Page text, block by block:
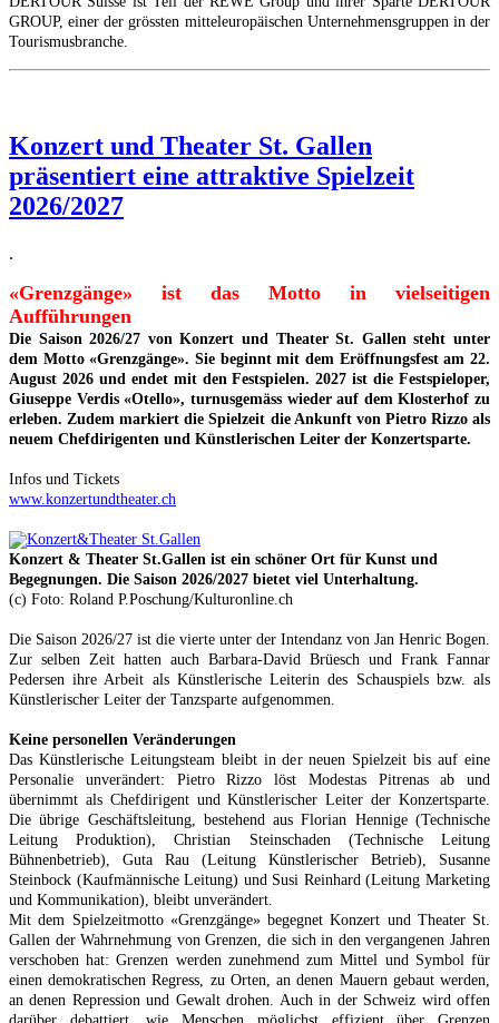
GROUP, einer der grössten mitteleuropäischen Unternehmensgruppen in der
Tourismusbranche.
Konzert und Theater St. Gallen
präsentiert eine attraktive Spielzeit
2026/2027
.
«Grenzgänge» ist das Motto in vielseitigen
Aufführungen
Die Saison 2026/27 von Konzert und Theater St. Gallen steht unter
dem Motto «Grenzgänge». Sie beginnt mit dem Eröffnungsfest am 22.
August 2026 und endet mit den Festspielen. 2027 ist die Festspieloper,
Giuseppe Verdis «Otello», turnusgemäss wieder auf dem Klosterhof zu
erleben. Zudem markiert die Spielzeit die Ankunft von Pietro Rizzo als
neuem Chefdirigenten und Künstlerischen Leiter der Konzertsparte.
Infos und Tickets
www.konzertundtheater.ch
Konzert & Theater St.Gallen ist ein schöner Ort für Kunst und
Begegnungen. Die Saison 2026/2027 bietet viel Unterhaltung.
(c) Foto: Roland P.Poschung/Kulturonline.ch
Die Saison 2026/27 ist die vierte unter der Intendanz von Jan Henric Bogen.
Zur selben Zeit hatten auch Barbara-David Brüesch und Frank Fannar
Pedersen ihre Arbeit als Künstlerische Leiterin des Schauspiels bzw. als
Künstlerischer Leiter der Tanzsparte aufgenommen.
Keine personellen Veränderungen
Das Künstlerische Leitungsteam bleibt in der neuen Spielzeit bis auf eine
Personalie unverändert: Pietro Rizzo löst Modestas Pitrenas ab und
übernimmt als Chefdirigent und Künstlerischer Leiter der Konzertsparte.
Die übrige Geschäftsleitung, bestehend aus Florian Hennige (Technische
Leitung Produktion), Christian Steinschaden (Technische Leitung
Bühnenbetrieb), Guta Rau (Leitung Künstlerischer Betrieb), Susanne
Steinbock (Kaufmännische Leitung) und Susi Reinhard (Leitung Marketing
und Kommunikation), bleibt unverändert.
Mit dem Spielzeitmotto «Grenzgänge» begegnet Konzert und Theater St.
Gallen der Wahrnehmung von Grenzen, die sich in den vergangenen Jahren
verschoben hat: Grenzen werden zunehmend zum Mittel und Symbol für
einen demokratischen Regress, zu Orten, an denen Mauern gebaut werden,
an denen Repression und Gewalt drohen. Auch in der Schweiz wird offen